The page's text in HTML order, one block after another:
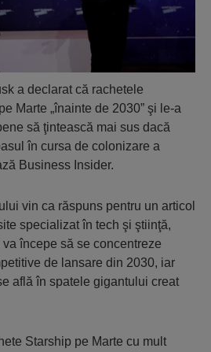
a declarat că rachetele
Marte „înainte de 2030” şi le-a
să ţintească mai sus dacă
în cursa de colonizare a
Business Insider.
vin ca răspuns pentru un articol
specializat în tech şi ştiinţă,
începe să se concentreze
de lansare din 2030, iar
află în spatele gigantului creat
Starship pe Marte cu mult